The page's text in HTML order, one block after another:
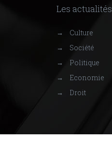
Les actualités
→
Culture
→
Société
→
Politique
→
Economie
→
Droit